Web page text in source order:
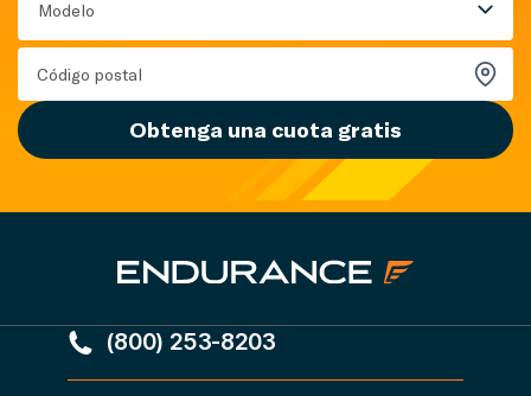
Modelo
Obtenga una cuota gratis
(800) 253-8203